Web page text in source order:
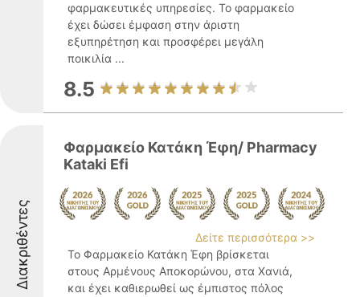
φαρμακευτικές υπηρεσίες. Το φαρμακείο
έχει δώσει έμφαση στην άριστη
εξυπηρέτηση και προσφέρει μεγάλη
ποικιλία ...
8.5
Διακριθέντες
Φαρμακείο Κατάκη Έφη/ Pharmacy
Kataki Efi
Δείτε περισσότερα >>
Το Φαρμακείο Κατάκη Έφη βρίσκεται
στους Αρμένους Αποκορώνου, στα Χανιά,
και έχει καθιερωθεί ως έμπιστος πόλος